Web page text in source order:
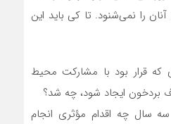
را نمی‌شنود. تا کی باید این
که قرار بود با مشارکت محیط
بردخون ایجاد شود، چه شد؟
سال چه اقدام مؤثری انجام